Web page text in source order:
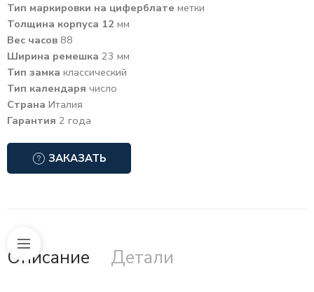
Тип маркировки на циферблате метки
Толщина корпуса 12 мм
Вес часов 88
Ширина ремешка 23 мм
Тип замка классический
Тип календаря число
Страна Италия
Гарантия 2 года
ЗАКАЗАТЬ
Описание Детали